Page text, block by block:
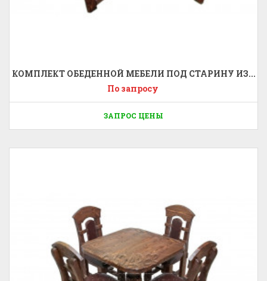
КОМПЛЕКТ ОБЕДЕННОЙ МЕБЕЛИ ПОД СТАРИНУ ИЗ...
По запросу
ЗАПРОС ЦЕНЫ